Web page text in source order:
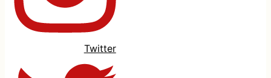
Twitter